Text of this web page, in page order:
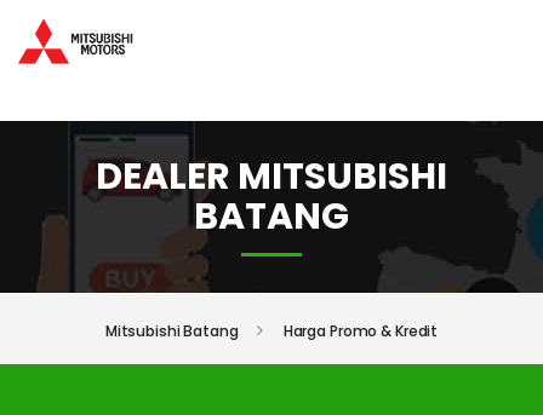
DEALER MITSUBISHI
BATANG
Mitsubishi Batang Harga Promo & Kredit